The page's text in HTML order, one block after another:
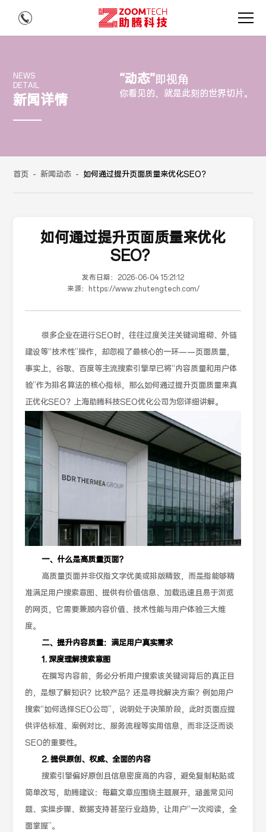
NEWS
DETAIL
新闻详情
“动态”即视角
你看见的，就是此刻的世界切片。
首页 - 新闻动态 - 如何通过提升页面质量来优化SEO？
如何通过提升页面质量来优化
SEO？
发布日期： 2026-06-04 15:21:12
来源：
https://www.zhutengtech.com/
很多企业在进行SEO时，往往过度关注关键词堆砌、外链
建设等“技术性”操作，却忽视了最核心的一环——页面质量，
事实上，谷歌、百度等主流搜索引擎早已将“内容质量和用户体
验”作为排名算法的核心指标，那么如何通过提升页面质量来真
正优化SEO？上海助腾科技SEO优化公司为您详细讲解。
一、什么是高质量页面？
高质量页面并非仅指文字优美或排版精致，而是指能够精
准满足用户搜索意图、提供有价值信息、加载迅速且易于浏览
的网页，它需要兼顾内容价值、技术性能与用户体验三大维
度。
二、提升内容质量：满足用户真实需求
1. 深度理解搜索意图
在撰写内容前，务必分析用户搜索该关键词背后的真正目
的，是想了解知识？比较产品？还是寻找解决方案？例如用户
搜索“如何选择SEO公司”，说明处于决策阶段，此时页面应提
供评估标准、案例对比、服务流程等实用信息，而非泛泛而谈
SEO的重要性。
2. 提供原创、权威、全面的内容
搜索引擎偏好原创且信息密度高的内容，避免复制粘贴或
简单改写，助腾建议：每篇文章应围绕主题展开，涵盖常见问
题、实操步骤、数据支持甚至行业趋势，让用户“一次阅读，全
面掌握”。